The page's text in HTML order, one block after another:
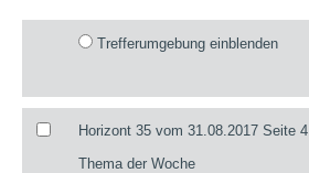
Trefferumgebung einblenden
Horizont 35 vom 31.08.2017 Seite 4
Thema der Woche